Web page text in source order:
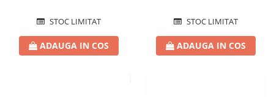
STOC LIMITAT
ADAUGA IN COS
STOC LIMITAT
ADAUGA IN COS